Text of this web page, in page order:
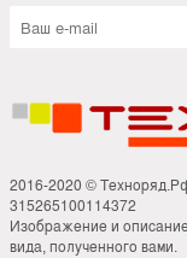
2016-2020 ©
315265100114372
Изображение и
вида, полученного вами.